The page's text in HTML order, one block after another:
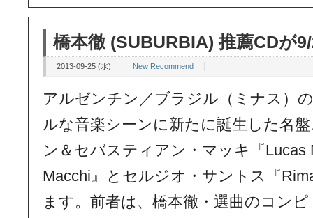
橋本徹 (SUBURBIA) 推薦CDが
2013-09-25 (水) New Recommend
アルゼンチン／ブラジル（ミナス）
ルな音楽シーンに新たに誕生した名
ン＆セバスティアン・マッキ『Lucas
Macchi』とセルジオ・サントス『
ます。前者は、橋本徹・選曲のコン